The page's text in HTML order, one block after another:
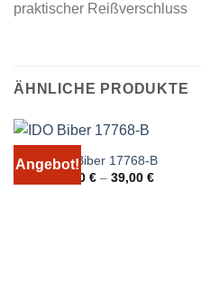
praktischer Reißverschluss
ÄHNLICHE PRODUKTE
Angebot!IDO Biber 17768-B
20,00 €– 39,00 €